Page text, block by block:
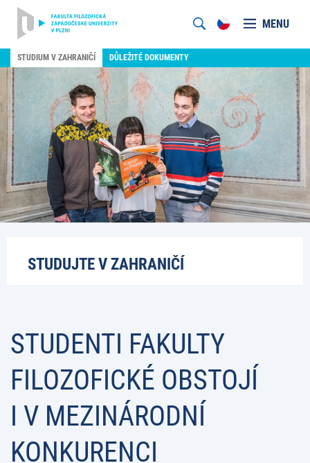
MENU
STUDIUM V ZAHRANIČÍ DŮLEŽITÉ DOKUMENTY
STUDUJTE V ZAHRANIČÍ
STUDENTI FAKULTY
FILOZOFICKÉ OBSTOJÍ
I V MEZINÁRODNÍ
KONKURENCI